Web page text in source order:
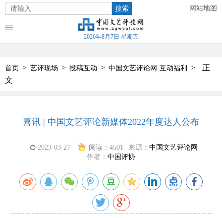
搜索 网站地图
2026年8月7日 星期五
首页 > 艺评现场 > 投稿互动 > 中国文艺评论网·互动福利 >
正
文
喜讯 | 中国文艺评论新媒体2022年度达人公布
2023-03-27 阅读： 4501 来源： 中国文艺评论网
作者： 中国评协